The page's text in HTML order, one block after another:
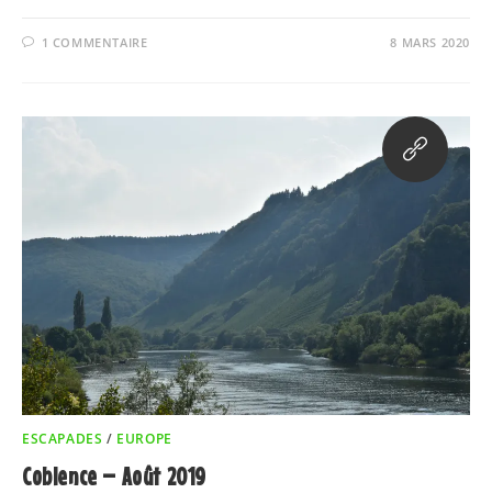
1 COMMENTAIRE 8 MARS 2020
ESCAPADES / EUROPE
Coblence – Août 2019